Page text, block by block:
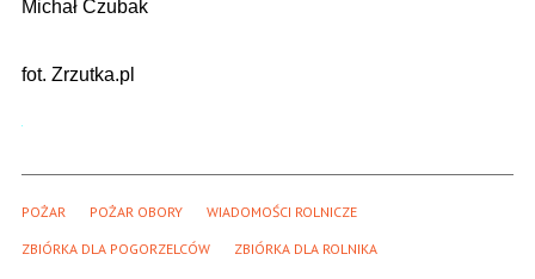
Michał Czubak
fot. Zrzutka.pl
POŻAR POŻAR OBORY WIADOMOŚCI ROLNICZE
ZBIÓRKA DLA POGORZELCÓW ZBIÓRKA DLA ROLNIKA